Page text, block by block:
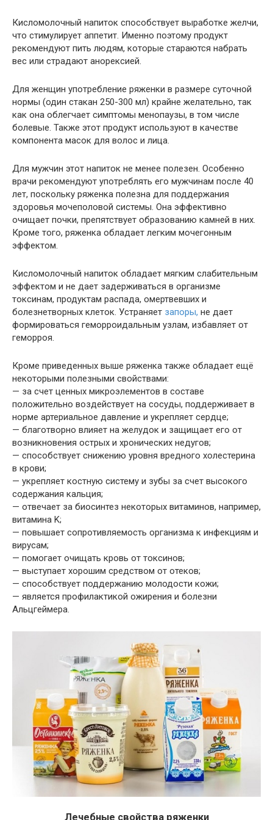
Кисломолочный напиток способствует выработке желчи,
что стимулирует аппетит. Именно поэтому продукт
рекомендуют пить людям, которые стараются набрать
вес или страдают анорексией.
Для женщин употребление ряженки в размере суточной
нормы (один стакан 250-300 мл) крайне желательно, так
как она облегчает симптомы менопаузы, в том числе
болевые. Также этот продукт используют в качестве
компонента масок для волос и лица.
Для мужчин этот напиток не менее полезен. Особенно
врачи рекомендуют употреблять его мужчинам после 40
лет, поскольку ряженка полезна для поддержания
здоровья мочеполовой системы. Она эффективно
очищает почки, препятствует образованию камней в них.
Кроме того, ряженка обладает легким мочегонным
эффектом.
Кисломолочный напиток обладает мягким слабительным
эффектом и не дает задерживаться в организме
токсинам, продуктам распада, омертвевших и
болезнетворных клеток. Устраняет запоры, не дает
формироваться геморроидальным узлам, избавляет от
геморроя.
Кроме приведенных выше ряженка также обладает ещё
некоторыми полезными свойствами:
— за счет ценных микроэлементов в составе
положительно воздействует на сосуды, поддерживает в
норме артериальное давление и укрепляет сердце;
— благотворно влияет на желудок и защищает его от
возникновения острых и хронических недугов;
— способствует снижению уровня вредного холестерина
в крови;
— укрепляет костную систему и зубы за счет высокого
содержания кальция;
— отвечает за биосинтез некоторых витаминов, например,
витамина K;
— повышает сопротивляемость организма к инфекциям и
вирусам;
— помогает очищать кровь от токсинов;
— выступает хорошим средством от отеков;
— способствует поддержанию молодости кожи;
— является профилактикой ожирения и болезни
Альцгеймера.
Лечебные свойства ряженки